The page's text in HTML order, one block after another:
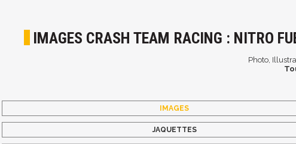
IMAGES CRASH TEAM RACING : NITRO
Photo,
IMAGES
JAQUETTES